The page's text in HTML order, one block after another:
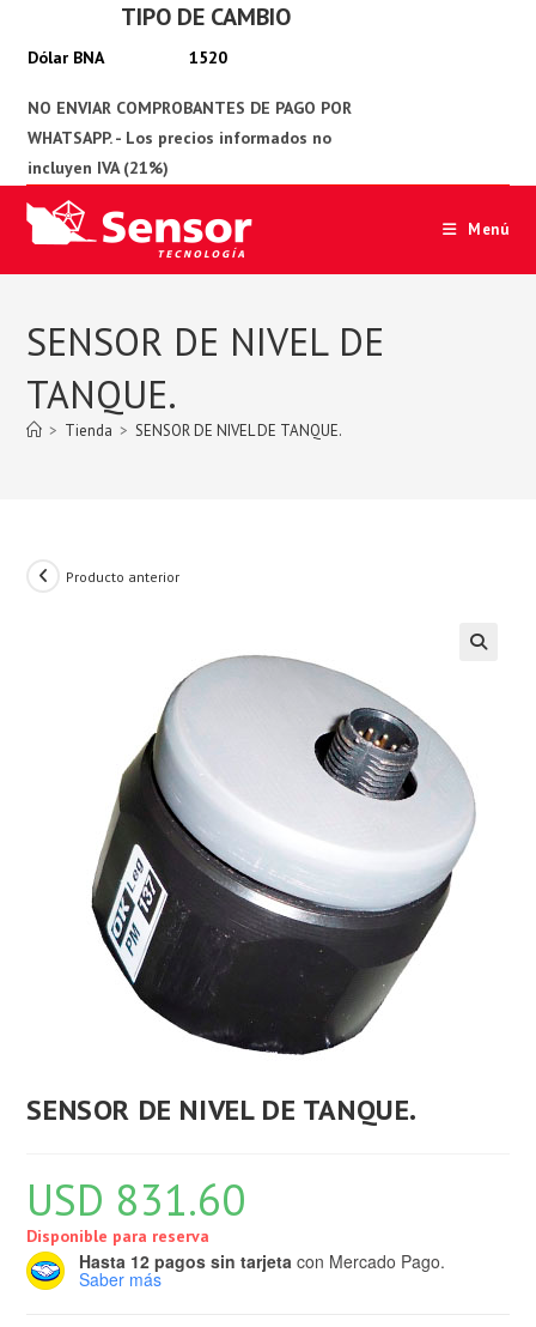
TIPO DE CAMBIO
1520
Menú
SENSOR DE NIVEL DE
TANQUE.
> Tienda > SENSOR DE NIVEL DE TANQUE.
Producto anterior
SENSOR DE NIVEL DE TANQUE.
USD 831.60
Disponible para reserva
Hasta 12 pagos sin tarjeta con Mercado Pago.
Saber más